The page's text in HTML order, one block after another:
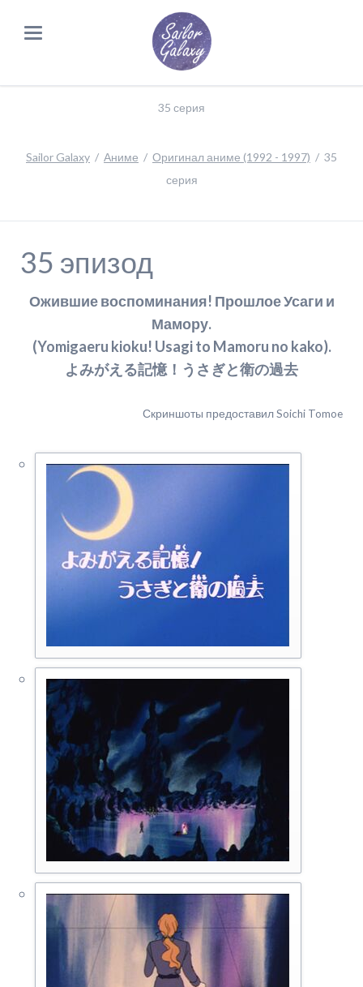
35 серия
Sailor Galaxy Аниме Оригинал аниме (1992 - 1997)
35
серия
35 эпизод
Ожившие воспоминания! Прошлое Усаги и
Мамору.
(Yomigaeru kioku! Usagi to Mamoru no kako).
よみがえる記憶！うさぎと衛の過去
Скриншоты предоставил Soichi Tomoe